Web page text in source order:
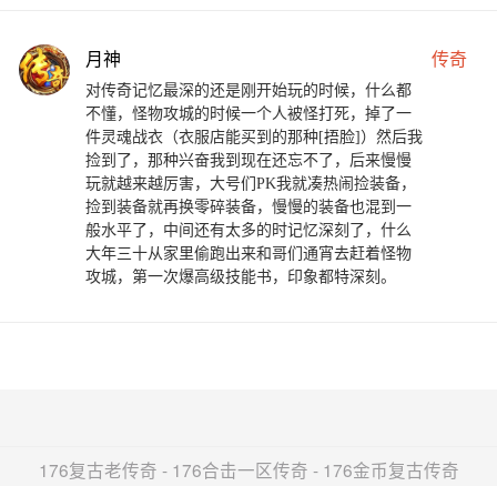
月神 传奇
对传奇记忆最深的还是刚开始玩的时候，什么都
不懂，怪物攻城的时候一个人被怪打死，掉了一
件灵魂战衣（衣服店能买到的那种[捂脸]）然后我
捡到了，那种兴奋我到现在还忘不了，后来慢慢
玩就越来越厉害，大号们PK我就凑热闹捡装备，
捡到装备就再换零碎装备，慢慢的装备也混到一
般水平了，中间还有太多的时记忆深刻了，什么
大年三十从家里偷跑出来和哥们通宵去赶着怪物
攻城，第一次爆高级技能书，印象都特深刻。
176复古老传奇 - 176合击一区传奇 - 176金币复古传奇